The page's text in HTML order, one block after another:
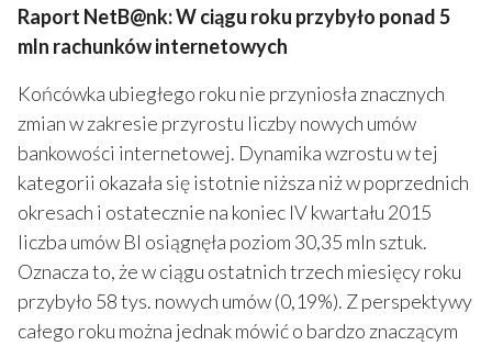
Raport NetB@nk: W ciągu roku przybyło ponad 5
mln rachunków internetowych
Końcówka ubiegłego roku nie przyniosła znacznych
zmian w zakresie przyrostu liczby nowych umów
bankowości internetowej. Dynamika wzrostu w tej
kategorii okazała się istotnie niższa niż w poprzednich
okresach i ostatecznie na koniec IV kwartału 2015
liczba umów BI osiągnęła poziom 30,35 mln sztuk.
Oznacza to, że w ciągu ostatnich trzech miesięcy roku
przybyło 58 tys. nowych umów (0,19%). Z perspektywy
całego roku można jednak mówić o bardzo znaczącym